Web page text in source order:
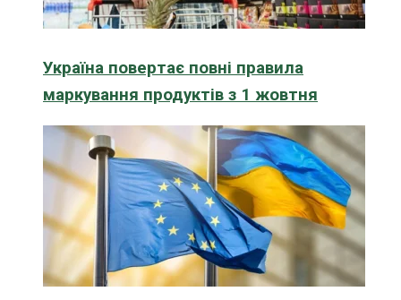
Україна повертає повні правила
маркування продуктів з 1 жовтня